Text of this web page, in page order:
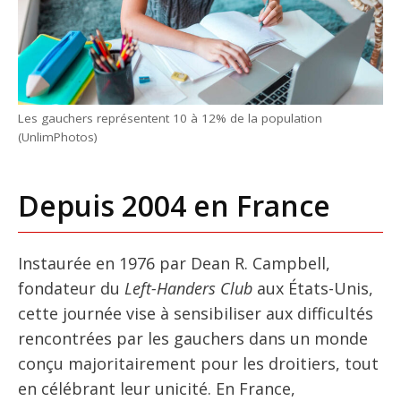
Les gauchers représentent 10 à 12% de la population
(UnlimPhotos)
Depuis 2004 en France
Instaurée en 1976 par Dean R. Campbell,
fondateur du Left-Handers Club aux États-Unis,
cette journée vise à sensibiliser aux difficultés
rencontrées par les gauchers dans un monde
conçu majoritairement pour les droitiers, tout
en célébrant leur unicité. En France,